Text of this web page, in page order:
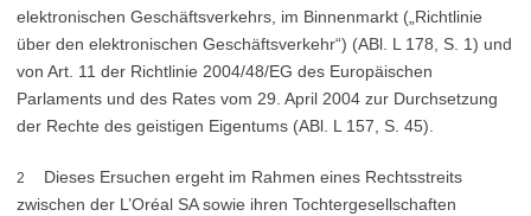
elektronischen Geschäftsverkehrs, im Binnenmarkt („Richtlinie
über den elektronischen Geschäftsverkehr“) (ABl. L 178, S. 1) und
von Art. 11 der Richtlinie 2004/48/EG des Europäischen
Parlaments und des Rates vom 29. April 2004 zur Durchsetzung
der Rechte des geistigen Eigentums (ABl. L 157, S. 45).
2
Dieses Ersuchen ergeht im Rahmen eines Rechtsstreits
zwischen der L’Oréal SA sowie ihren Tochtergesellschaften